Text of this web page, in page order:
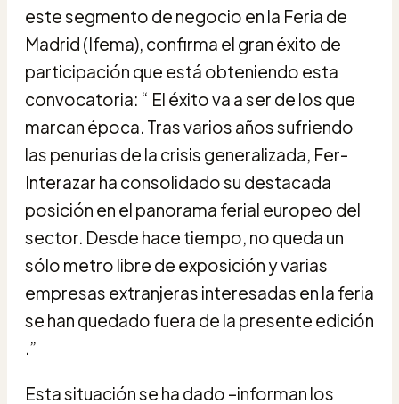
este segmento de negocio en la Feria de
Madrid (Ifema), confirma el gran éxito de
participación que está obteniendo esta
convocatoria: “ El éxito va a ser de los que
marcan época. Tras varios años sufriendo
las penurias de la crisis generalizada, Fer-
Interazar ha consolidado su destacada
posición en el panorama ferial europeo del
sector. Desde hace tiempo, no queda un
sólo metro libre de exposición y varias
empresas extranjeras interesadas en la feria
se han quedado fuera de la presente edición
.”
Esta situación se ha dado –informan los